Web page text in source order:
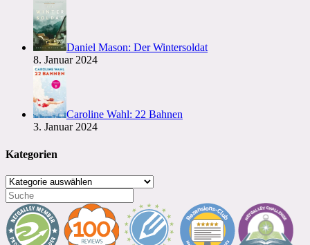
Daniel Mason: Der Wintersoldat
8. Januar 2024
Caroline Wahl: 22 Bahnen
3. Januar 2024
Kategorien
Kategorien